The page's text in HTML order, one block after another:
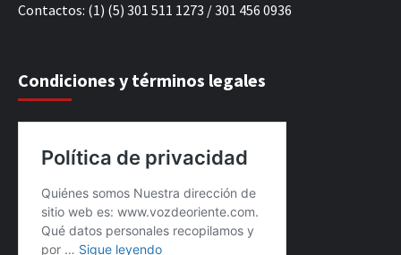
Contactos: (1) (5) 301 511 1273 / 301 456 0936
Condiciones y términos legales